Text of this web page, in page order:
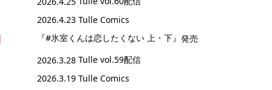
2026.4.23 Tulle Comics
『#氷室くんは恋したくない 上・下』 発売
2026.3.28 Tulle vol.59配信
2026.3.19 Tulle Comics